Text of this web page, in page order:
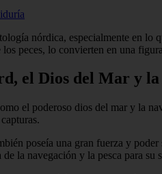
nórdica, especialmente en
peces, lo convierten en una
el Dios del Mar y la
el poderoso dios del mar y la
poseía una gran fuerza y
la navegación y la pesca para su